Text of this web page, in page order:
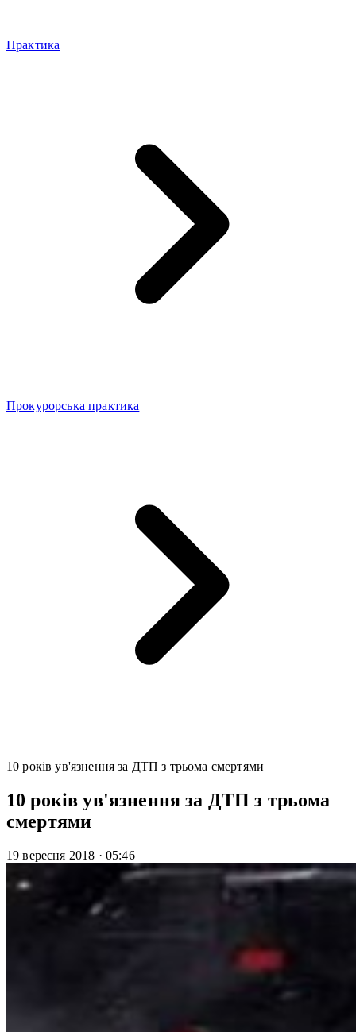
Практика
Прокурорська практика
10 років ув'язнення за ДТП з трьома смертями
10 років ув'язнення за ДТП з трьома
смертями
19 вересня 2018 · 05:46